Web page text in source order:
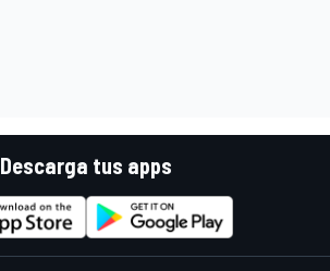
Descarga tus apps